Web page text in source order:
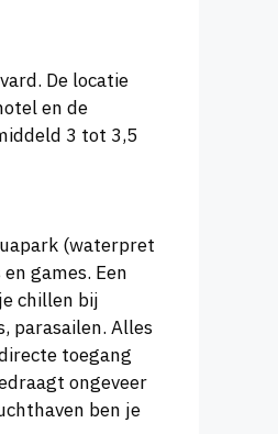
De locatie
en de
3 tot 3,5
(waterpret
games. Een
chillen bij
parasailen. Alles
toegang
ongeveer
ben je